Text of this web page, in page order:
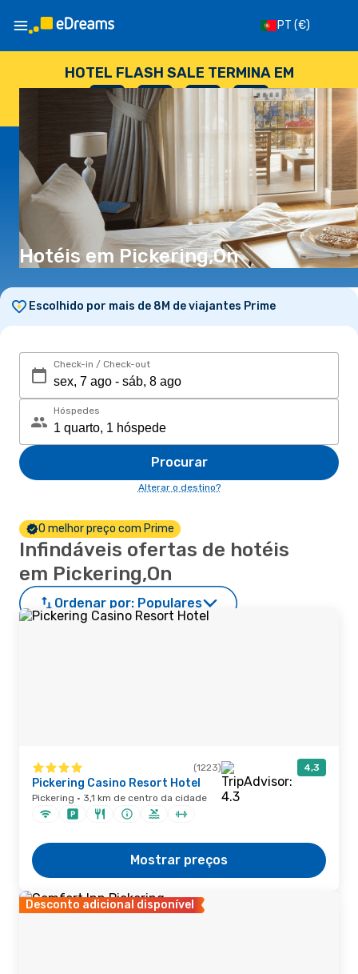
PT (€)
HOTEL FLASH SALE TERMINA EM
--
DIAS
: --
HORAS
: --
SEGUNDOS
Hotéis em Pickering,On
Escolhido por mais de 8M de viajantes Prime
Check-in / Check-out
Hóspedes
Procurar
Alterar o destino?
O melhor preço com Prime
Infindáveis ofertas de hotéis
em Pickering,On
Ordenar por: Populares
(1223) 4,3
Pickering Casino Resort Hotel
Pickering · 3,1 km de centro da cidade
Mostrar preços
Desconto adicional disponível